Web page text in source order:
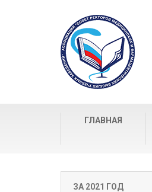
ГЛАВНАЯ
ЗА 2021 ГОД